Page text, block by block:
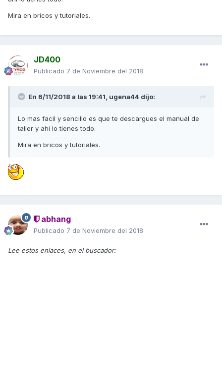
Mira en bricos y tutoriales.
JD400
Publicado 7 de Noviembre del 2018
En 6/11/2018 a las 19:41, ugena44 dijo:
Lo mas facil y sencillo es que te descargues el manual de
taller y ahi lo tienes todo.
Mira en bricos y tutoriales.
abhang
Publicado 7 de Noviembre del 2018
Lee estos enlaces, en el buscador: